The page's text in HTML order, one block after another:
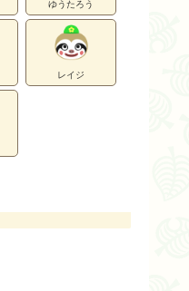
ゆうたろう
レイジ